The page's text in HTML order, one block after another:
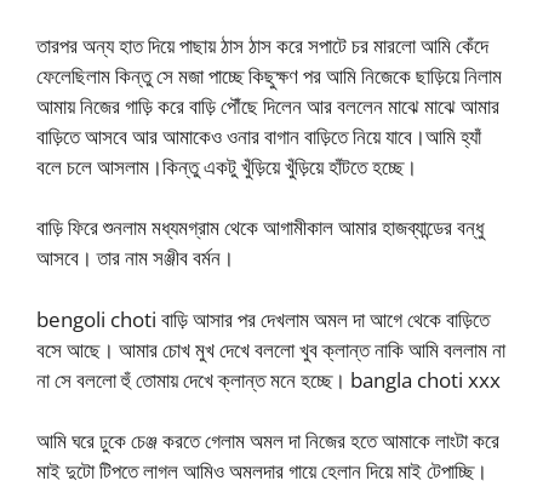
তারপর অন্য হাত দিয়ে পাছায় ঠাস ঠাস করে সপাটে চর মারলো আমি কেঁদে
ফেলেছিলাম কিন্তু সে মজা পাচ্ছে কিছুক্ষণ পর আমি নিজেকে ছাড়িয়ে নিলাম
আমায় নিজের গাড়ি করে বাড়ি পৌঁছে দিলেন আর বললেন মাঝে মাঝে আমার
বাড়িতে আসবে আর আমাকেও ওনার বাগান বাড়িতে নিয়ে যাবে।আমি হ্যাঁ
বলে চলে আসলাম।কিন্তু একটু খুঁড়িয়ে খুঁড়িয়ে হাঁটতে হচ্ছে।
বাড়ি ফিরে শুনলাম মধ্যমগ্রাম থেকে আগামীকাল আমার হাজব্যান্ডের বন্ধু
আসবে। তার নাম সঞ্জীব বর্মন।
bengoli choti বাড়ি আসার পর দেখলাম অমল দা আগে থেকে বাড়িতে
বসে আছে। আমার চোখ মুখ দেখে বললো খুব ক্লান্ত নাকি আমি বললাম না
না সে বললো হুঁ তোমায় দেখে ক্লান্ত মনে হচ্ছে। bangla choti xxx
আমি ঘরে ঢুকে চেঞ্জ করতে গেলাম অমল দা নিজের হতে আমাকে লাংটা করে
মাই দুটো টিপতে লাগল আমিও অমলদার গায়ে হেলান দিয়ে মাই টেপাচ্ছি।